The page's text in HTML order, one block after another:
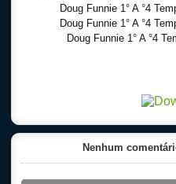
Doug Funnie 1° A °4
Doug Funnie 1° A °4
Doug Funnie 1° A °4
Nenhum